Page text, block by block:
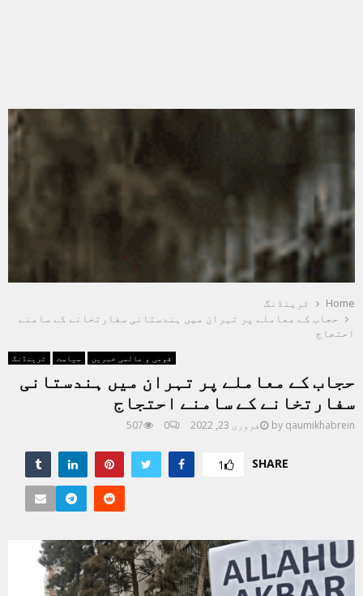
Home
ٹرینڈنگ
حجاب کے معاملے پر تہران میں ہندستانی سفارتخانے کے سامنے
احتجاج
ٹرینڈنگ سیاست قومی و عالمی خبریں
حجاب کے معاملے پر تہران میں ہندستانی
سفارتخانے کے سامنے احتجاج
by qaumikhabrein فروری 23, 2022 0
507
SHARE
1